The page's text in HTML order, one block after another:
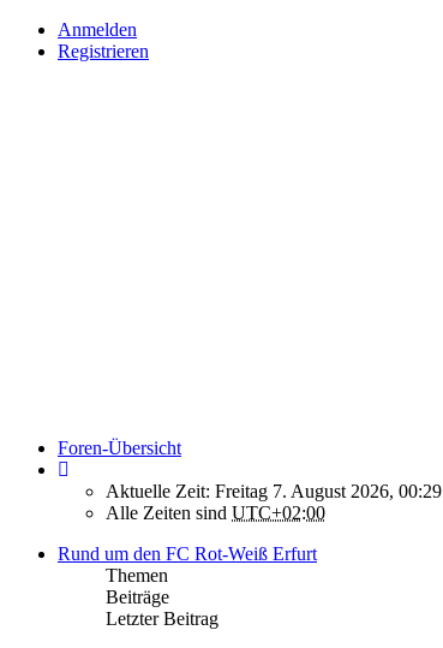
Anmelden
Registrieren
Foren-Übersicht
Aktuelle Zeit: Freitag 7. August 2026, 00:29
Alle Zeiten sind UTC+02:00
Rund um den FC Rot-Weiß Erfurt
Themen
Beiträge
Letzter Beitrag